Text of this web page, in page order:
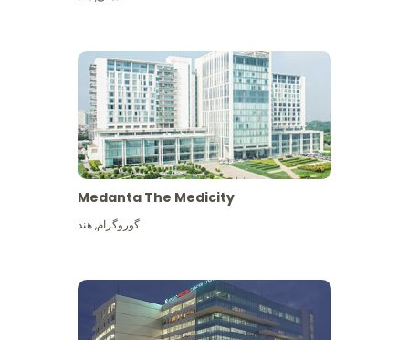
Medanta The Medicity
گوروگرام,هند